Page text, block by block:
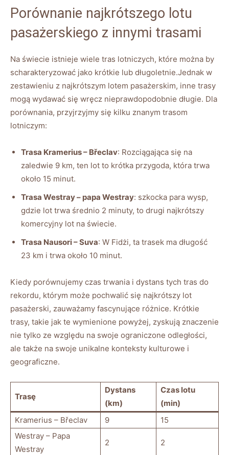
Porównanie najkrótszego lotu
pasażerskiego z innymi trasami
Na świecie istnieje wiele tras lotniczych, które można by
scharakteryzować jako krótkie lub długoletnie.Jednak w
zestawieniu z najkrótszym lotem pasażerskim, inne trasy
mogą wydawać się wręcz nieprawdopodobnie długie. Dla
porównania, przyjrzyjmy się kilku znanym trasom
lotniczym:
Trasa Kramerius – Břeclav: Rozciągająca się na
zaledwie 9 km, ten lot to krótka przygoda, która trwa
około 15 minut.
Trasa Westray – papa Westray: szkocka para wysp,
gdzie lot trwa średnio 2 minuty, to drugi najkrótszy
komercyjny lot na świecie.
Trasa Nausori – Suva: W Fidżi, ta trasek ma długość
23 km i trwa około 10 minut.
Kiedy porównujemy czas trwania i dystans tych tras do
rekordu, którym może pochwalić się najkrótszy lot
pasażerski, zauważamy fascynujące różnice. Krótkie
trasy, takie jak te wymienione powyżej, zyskują znaczenie
nie tylko ze względu na swoje ograniczone odległości,
ale także na swoje unikalne konteksty kulturowe i
geograficzne.
Trasę
Dystans
(km)
Czas lotu
(min)
Kramerius – Břeclav
9
15
Westray – Papa
Westray
2 2